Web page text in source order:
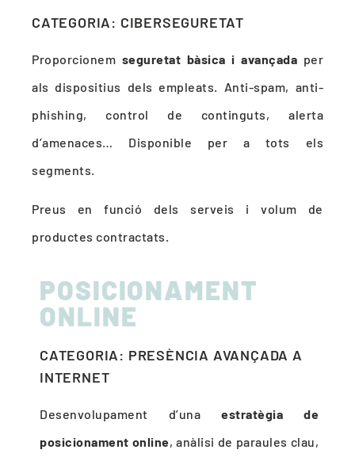
CATEGORIA: CIBERSEGURETAT
Proporcionem seguretat bàsica i avançada per
als dispositius dels empleats. Anti-spam, anti-
phishing, control de continguts, alerta
d’amenaces… Disponible per a tots els
segments.
Preus en funció dels serveis i volum de
productes contractats.
POSICIONAMENT
ONLINE
CATEGORIA: PRESÈNCIA AVANÇADA A
INTERNET
Desenvolupament d’una estratègia de
posicionament online, anàlisi de paraules clau,